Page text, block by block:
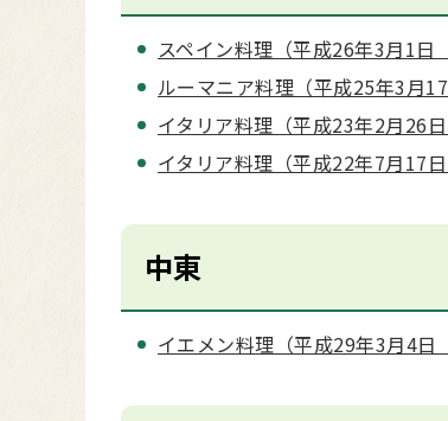
スペイン料理（平成26年3月1日
ルーマニア料理（平成25年3月
イタリア料理（平成23年2月26
イタリア料理（平成22年7月17
中東
イエメン料理（平成29年3月4日